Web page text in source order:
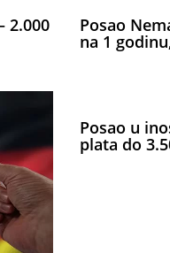
2.000 Posao
na 1
Posao u
plata do